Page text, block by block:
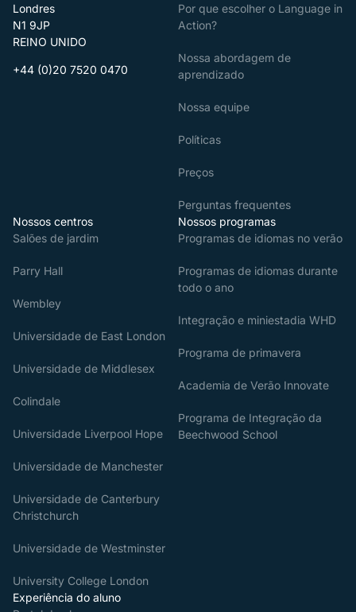
Londres
N1 9JP
REINO UNIDO
+44 (0)20 7520 0470
Por que escolher o Language in
Action?
Nossa abordagem de
aprendizado
Nossa equipe
Políticas
Preços
Perguntas frequentes
Nossos centros
Salões de jardim
Parry Hall
Wembley
Universidade de East London
Universidade de Middlesex
Colindale
Universidade Liverpool Hope
Universidade de Manchester
Universidade de Canterbury
Christchurch
Universidade de Westminster
University College London
Nossos programas
Programas de idiomas no verão
Programas de idiomas durante
todo o ano
Integração e miniestadia WHD
Programa de primavera
Academia de Verão Innovate
Programa de Integração da
Beechwood School
Experiência do aluno